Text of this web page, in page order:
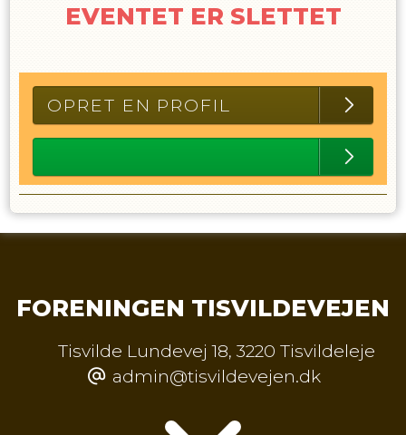
EVENTET ER SLETTET
OPRET EN PROFIL
FORENINGEN TISVILDEVEJEN
Tisvilde Lundevej 18, 3220 Tisvildeleje
admin@tisvildevejen.dk